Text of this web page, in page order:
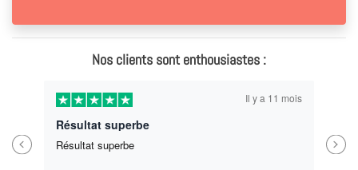
Nos clients sont enthousiastes :
Previous
Il y a 11 mois
Résultat superbe
Résultat superbe Next